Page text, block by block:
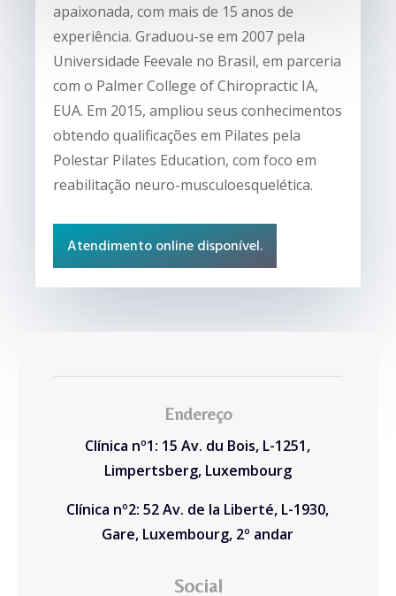
apaixonada, com mais de 15 anos de
experiência. Graduou-se em 2007 pela
Universidade Feevale no Brasil, em parceria
com o Palmer College of Chiropractic IA,
EUA. Em 2015, ampliou seus conhecimentos
obtendo qualificações em Pilates pela
Polestar Pilates Education, com foco em
reabilitação neuro-musculoesquelética.
Atendimento online disponível.
Endereço
Clínica nº1: 15 Av. du Bois, L-1251,
Limpertsberg, Luxembourg
Clínica nº2: 52 Av. de la Liberté, L-1930,
Gare, Luxembourg, 2º andar
Social